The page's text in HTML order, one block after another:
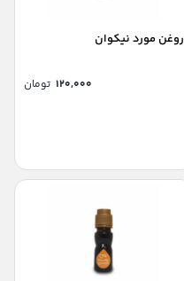
روغن مورد نیکوان
۱۲۰,۰۰۰ تومان